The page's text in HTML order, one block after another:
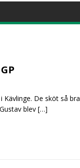
Kävlinge. De sköt så bra
blev […]